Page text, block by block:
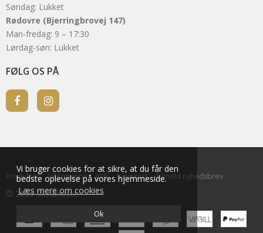
Vi bruger cookies for at sikre, at du får den
bedste oplevelse på vores hjemmeside.
Læs mere om cookies
Ok
Søndag: Lukket
Rødovre (Bjerringbrovej 147)
Man-fredag: 9 – 17:30
Lørdag-søn: Lukket
FØLG OS PÅ
Produkter Information JOB Gavekort Tilmeld nyhedsbrev
2026 Skindhuset